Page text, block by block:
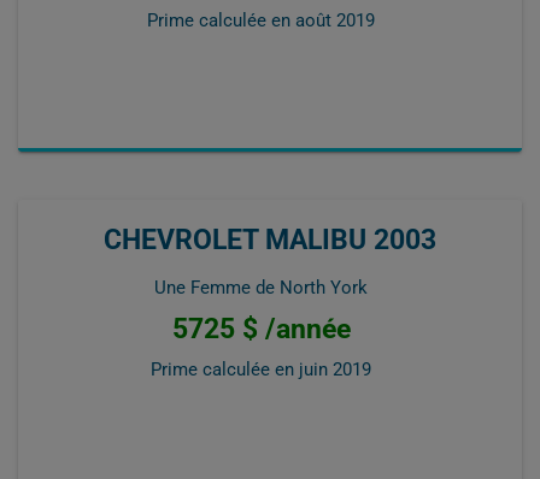
Prime calculée en août 2019
CHEVROLET MALIBU 2003
Une Femme de North York
5725 $ /année
Prime calculée en juin 2019